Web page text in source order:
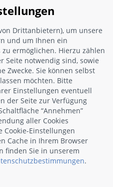
Drittanbietern), um unsere
und um Ihnen ein
ermöglichen. Hierzu zählen
Seite notwendig sind, sowie
Zwecke. Sie können selbst
möchten. Bitte
Einstellungen eventuell
der Seite zur Verfügung
“Annehmen”
aller Cookies
Cookie-Einstellungen
Cache in Ihrem Browser
finden Sie in unserem
.